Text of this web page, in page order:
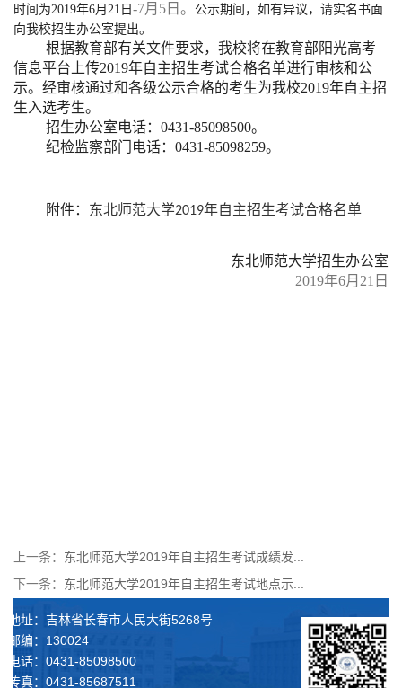
时间为2019年6月21日 -7月5日。
公示期间，如有异议，请实名书面
向我校招生办公室提出。
根据教育部有关文件要求，我校将在教育部阳光高考
信息平台上传2019年自主招生考试合格名单进行审核和公
示。经审核通过和各级公示合格的考生为我校2019年自主招
生入选考生。
招生办公室电话：0431-85098500。
纪检监察部门电话：0431-85098259。
附件： 东北师范大学2019年自 主招生考试合格名单
东北师范大学招生办公室
2019年6月21日
上一条： 东北师范大学2019年自主招生考试成绩发...
下一条： 东北师范大学2019年自主招生考试地点示...
地址：吉林省长春市人民大街5268号
邮编：130024
电话：0431-85098500
传真：0431-85687511